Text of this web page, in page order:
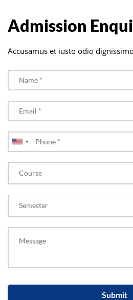
Admission
Accusamus et iusto odio
Course
Semester
Submit